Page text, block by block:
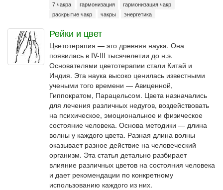
7 чакра
гармонизация
гармонизация чакр
раскрытие чакр
чакры энергетика
Рейки и цвет
Цветотерапия — это древняя наука. Она
появилась в IV-III тысячелетии до н.э.
Основателями цветотерапии стали Китай и
Индия. Эта наука высоко ценилась известными
учеными того времени — Авиценной,
Гиппократом, Парацельсом. Цвета назначались
для лечения различных недугов, воздействовать
на психическое, эмоциональное и физическое
состояние человека. Основа методики — длина
волны у каждого цвета. Разная длина волны
оказывает разное действие на человеческий
организм. Эта статья детально разбирает
влияние различных цветов на состояния человека
и дает рекомендации по конкретному
использованию каждого из них.